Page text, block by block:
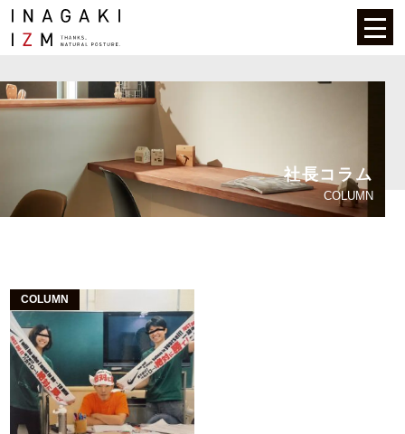
社長コラム
COLUMN
COLUMN